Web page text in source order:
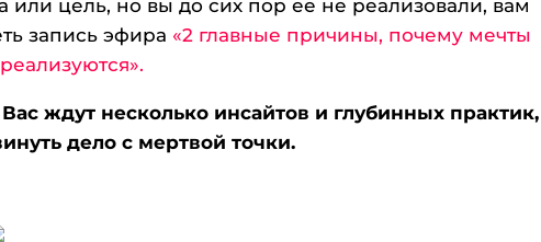
или цель, но вы до сих пор ее не реализовали, вам
запись эфира «2 главные причины, почему мечты
Вас ждут несколько инсайтов и глубинных практик,
дело с мертвой точки.